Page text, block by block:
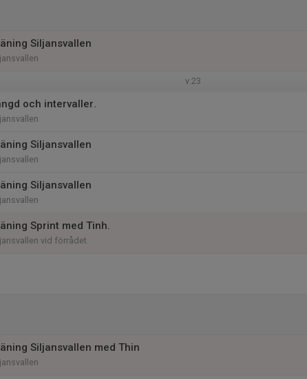
Siljansvallen
v.23
och intervaller.
Siljansvallen
Siljansvallen
Sprint med Tinh.
vid förrådet.
Siljansvallen med Thin